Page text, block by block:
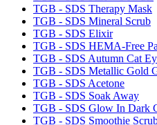
TGB - SDS Therapy Mask
TGB - SDS Mineral Scrub
TGB - SDS Elixir
TGB - SDS HEMA-Free
TGB - SDS Autumn Cat
TGB - SDS Metallic Gold
TGB - SDS Acetone
TGB - SDS Soak Away
TGB - SDS Glow In Dark
TGB - SDS Smoothie